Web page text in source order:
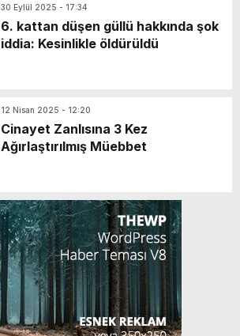
30 Eylül 2025 - 17:34
6. kattan düşen güllü hakkında şok
iddia: Kesinlikle öldürüldü
12 Nisan 2025 - 12:20
Cinayet Zanlısına 3 Kez
Ağırlaştırılmış Müebbet